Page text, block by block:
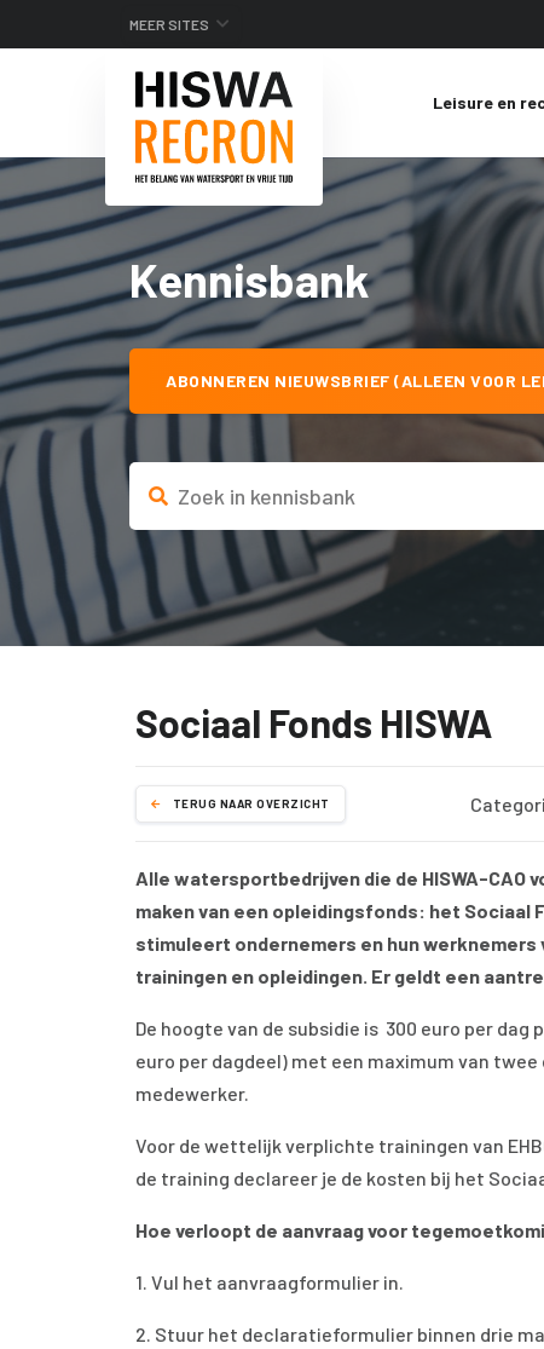
MEER SITES
Leisure en
Kennisbank
ABONNEREN NIEUWSBRIEF (ALLEEN VOOR
Sociaal Fonds HISWA
TERUG NAAR OVERZICHT
Alle watersportbedrijven die de HISWA-CAO
maken van een opleidingsfonds: het Sociaal
stimuleert ondernemers en hun werknemers
trainingen en opleidingen. Er geldt een
De hoogte van de subsidie is 300 euro per dag
euro per dagdeel) met een maximum van twee
medewerker.
Voor de wettelijk verplichte trainingen van
de training declareer je de kosten bij het
Hoe verloopt de aanvraag voor
1. Vul het aanvraagformulier in.
2. Stuur het declaratieformulier binnen drie